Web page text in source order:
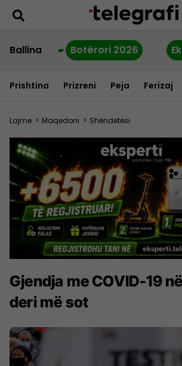
Ballina Botërori 2026
Prishtina Prizreni Peja Ferizaj
Lajme > Maqedoni > Shëndetësi
Gjendja me COVID-19
deri më sot